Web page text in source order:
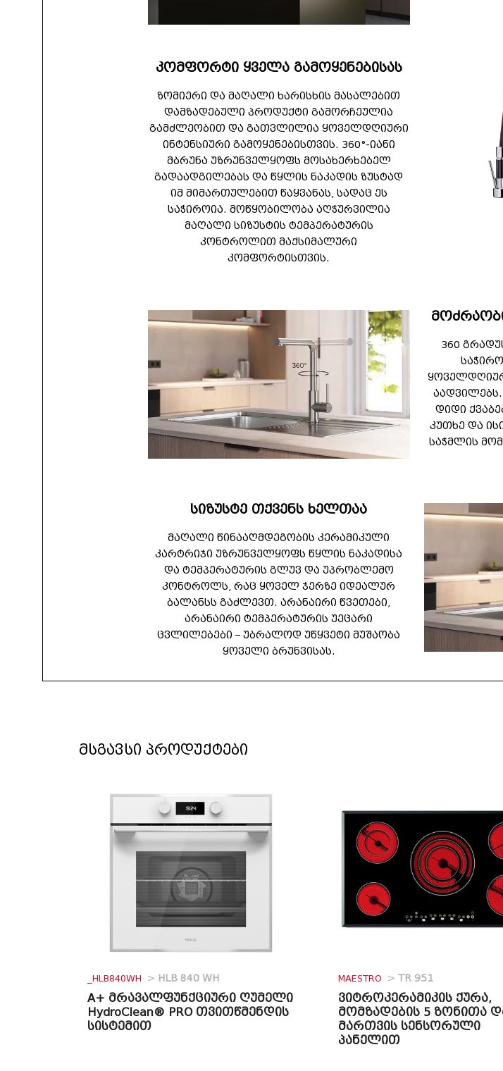
კომფორტი ყველა გამოყენებისას
ზომიერი და მაღალი ხარისხის მასალებით
დამზადებული პროდუქტი გამორჩეულია
გამძლეობით და გათვლილია ყოველდღიური
ინტენსიური გამოყენებისთვის. 360°-იანი
მბრუნა უზრუნველყოფს მოსახერხებელ
გადაადგილებას და წყლის ნაკადის ზუსტად
იმ მიმართულებით წაყვანას, სადაც ეს
საჭიროია. მოწყობილობა აღჭურვილია
მაღალი სიზუსტის ტემპერატურის
კონტროლით მაქსიმალური
კომფორტისთვის.
360
აადვილებს.
დიდი
კუთხე და
საჭმლის
სიზუსტე თქვენს ხელთაა
მაღალი წინააღმდეგობის კერამიკული
კარტრიჯი უზრუნველყოფს წყლის ნაკადისა
და ტემპერატურის გლუვ და უპრობლემო
კონტროლს, რაც ყოველ ჯერზე იდეალურ
ბალანსს გაძლევთ. არანაირი წვეთები,
არანაირი ტემპერატურის უეცარი
ცვლილებები – უბრალოდ უწყვეტი მუშაობა
ყოველი ბრუნვისას.
მსგავსი პროდუქტები
_HLB840WH > HLB 840 WH
A+ მრავალფუნქციური ღუმელი
HydroClean® PRO თვითწმენდის
სისტემით
MAESTRO > TR 951
ვიტროკერამიკის ქურა,
მომზადების 5 ზონითა
მართვის სენსორული
პანელით